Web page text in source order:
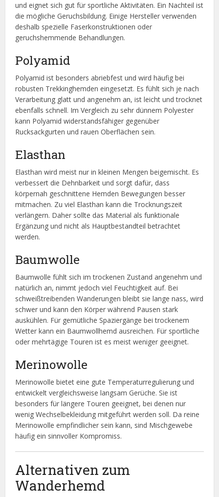
und eignet sich gut für sportliche Aktivitäten. Ein Nachteil ist
die mögliche Geruchsbildung. Einige Hersteller verwenden
deshalb spezielle Faserkonstruktionen oder
geruchshemmende Behandlungen.
Polyamid
Polyamid ist besonders abriebfest und wird häufig bei
robusten Trekkinghemden eingesetzt. Es fühlt sich je nach
Verarbeitung glatt und angenehm an, ist leicht und trocknet
ebenfalls schnell. Im Vergleich zu sehr dünnem Polyester
kann Polyamid widerstandsfähiger gegenüber
Rucksackgurten und rauen Oberflächen sein.
Elasthan
Elasthan wird meist nur in kleinen Mengen beigemischt. Es
verbessert die Dehnbarkeit und sorgt dafür, dass
körpernah geschnittene Hemden Bewegungen besser
mitmachen. Zu viel Elasthan kann die Trocknungszeit
verlängern. Daher sollte das Material als funktionale
Ergänzung und nicht als Hauptbestandteil betrachtet
werden.
Baumwolle
Baumwolle fühlt sich im trockenen Zustand angenehm und
natürlich an, nimmt jedoch viel Feuchtigkeit auf. Bei
schweißtreibenden Wanderungen bleibt sie lange nass, wird
schwer und kann den Körper während Pausen stark
auskühlen. Für gemütliche Spaziergänge bei trockenem
Wetter kann ein Baumwollhemd ausreichen. Für sportliche
oder mehrtägige Touren ist es meist weniger geeignet.
Merinowolle
Merinowolle bietet eine gute Temperaturregulierung und
entwickelt vergleichsweise langsam Gerüche. Sie ist
besonders für längere Touren geeignet, bei denen nur
wenig Wechselbekleidung mitgeführt werden soll. Da reine
Merinowolle empfindlicher sein kann, sind Mischgewebe
häufig ein sinnvoller Kompromiss.
Alternativen zum
Wanderhemd